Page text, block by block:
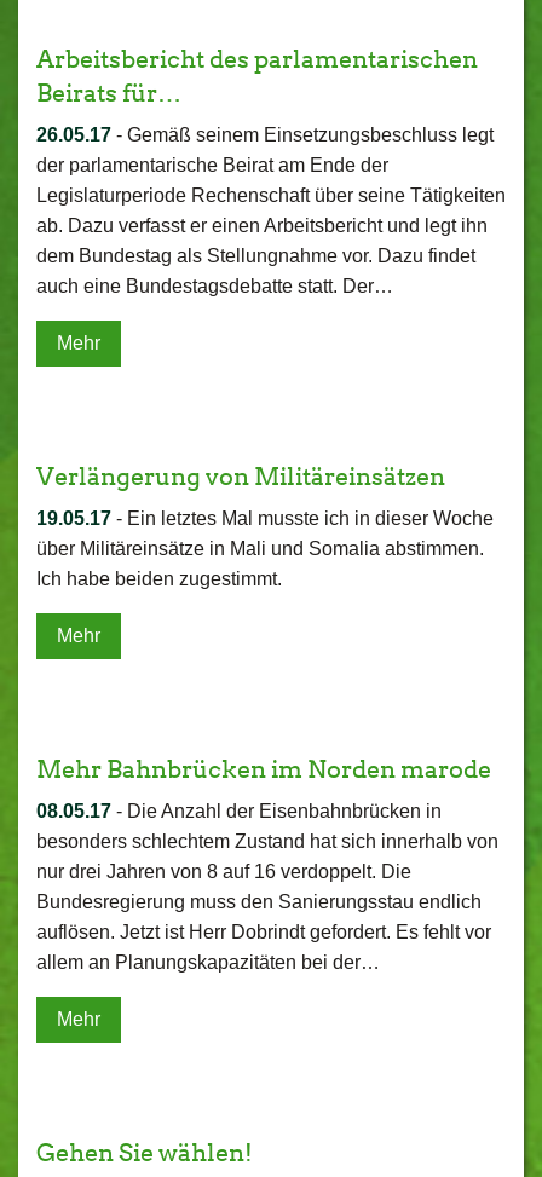
Arbeitsbericht des parlamentarischen
Beirats für…
26.05.17 - Gemäß seinem Einsetzungsbeschluss legt
der parlamentarische Beirat am Ende der
Legislaturperiode Rechenschaft über seine Tätigkeiten
ab. Dazu verfasst er einen Arbeitsbericht und legt ihn
dem Bundestag als Stellungnahme vor. Dazu findet
auch eine Bundestagsdebatte statt. Der…
Mehr
Verlängerung von Militäreinsätzen
19.05.17 - Ein letztes Mal musste ich in dieser Woche
über Militäreinsätze in Mali und Somalia abstimmen.
Ich habe beiden zugestimmt.
Mehr
Mehr Bahnbrücken im Norden marode
08.05.17 - Die Anzahl der Eisenbahnbrücken in
besonders schlechtem Zustand hat sich innerhalb von
nur drei Jahren von 8 auf 16 verdoppelt. Die
Bundesregierung muss den Sanierungsstau endlich
auflösen. Jetzt ist Herr Dobrindt gefordert. Es fehlt vor
allem an Planungskapazitäten bei der…
Mehr
Gehen Sie wählen!